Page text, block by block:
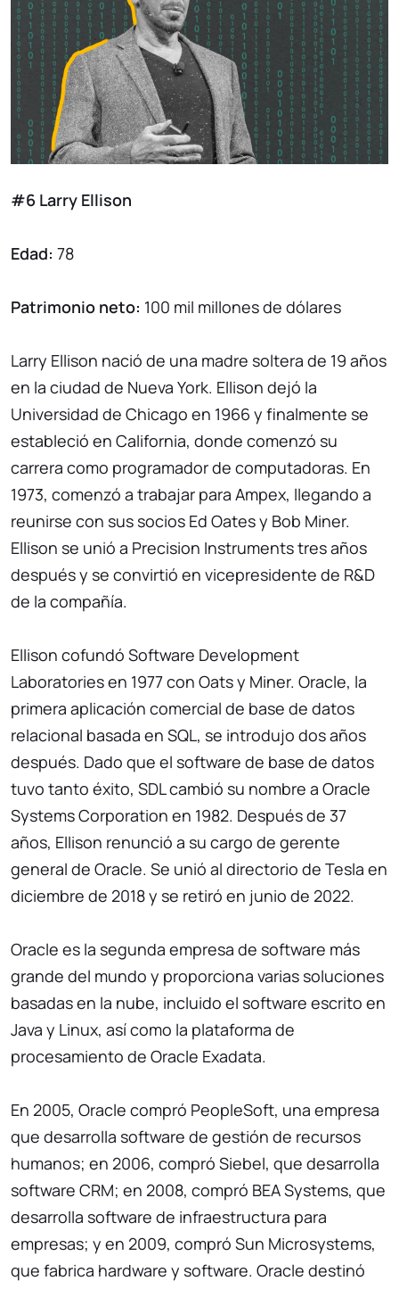
#6 Larry Ellison
Edad: 78
Patrimonio neto: 100 mil millones de dólares
Larry Ellison nació de una madre soltera de 19 años
en la ciudad de Nueva York. Ellison dejó la
Universidad de Chicago en 1966 y finalmente se
estableció en California, donde comenzó su
carrera como programador de computadoras. En
1973, comenzó a trabajar para Ampex, llegando a
reunirse con sus socios Ed Oates y Bob Miner.
Ellison se unió a Precision Instruments tres años
después y se convirtió en vicepresidente de R&D
de la compañía.
Ellison cofundó Software Development
Laboratories en 1977 con Oats y Miner. Oracle, la
primera aplicación comercial de base de datos
relacional basada en SQL, se introdujo dos años
después. Dado que el software de base de datos
tuvo tanto éxito, SDL cambió su nombre a Oracle
Systems Corporation en 1982. Después de 37
años, Ellison renunció a su cargo de gerente
general de Oracle. Se unió al directorio de Tesla en
diciembre de 2018 y se retiró en junio de 2022.
Oracle es la segunda empresa de software más
grande del mundo y proporciona varias soluciones
basadas en la nube, incluido el software escrito en
Java y Linux, así como la plataforma de
procesamiento de Oracle Exadata.
En 2005, Oracle compró PeopleSoft, una empresa
que desarrolla software de gestión de recursos
humanos; en 2006, compró Siebel, que desarrolla
software CRM; en 2008, compró BEA Systems, que
desarrolla software de infraestructura para
empresas; y en 2009, compró Sun Microsystems,
que fabrica hardware y software. Oracle destinó